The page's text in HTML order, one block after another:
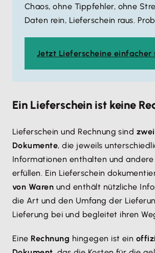
Chaos, ohne Tippfehler, ohne
Daten rein, Lieferschein raus.
Jetzt Lieferscheine einfacher
Ein Lieferschein ist keine
Lieferschein und Rechnung sind
Dokumente, die jeweils
Informationen enthalten und
erfüllen. Ein Lieferschein
von Waren und enthält nützliche
die Art und den Umfang der
Lieferung bei und begleitet ihren
Eine Rechnung hingegen ist ein